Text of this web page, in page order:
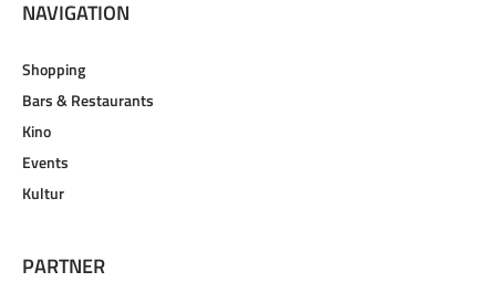
NAVIGATION
Shopping
Bars & Restaurants
Kino
Events
Kultur
PARTNER